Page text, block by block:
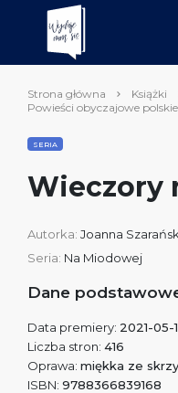
Strona główna Książki
Powieści obyczajowe polskie
SERIA
Wieczory
Autorka: Joanna
Seria: Na Miodowej
Dane
Data premiery: 2021-05-
Liczba stron: 416
Oprawa: miękka ze
ISBN: 9788366839168